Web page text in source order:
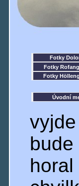
Fotky
Fotky
Fotky
Úvodní